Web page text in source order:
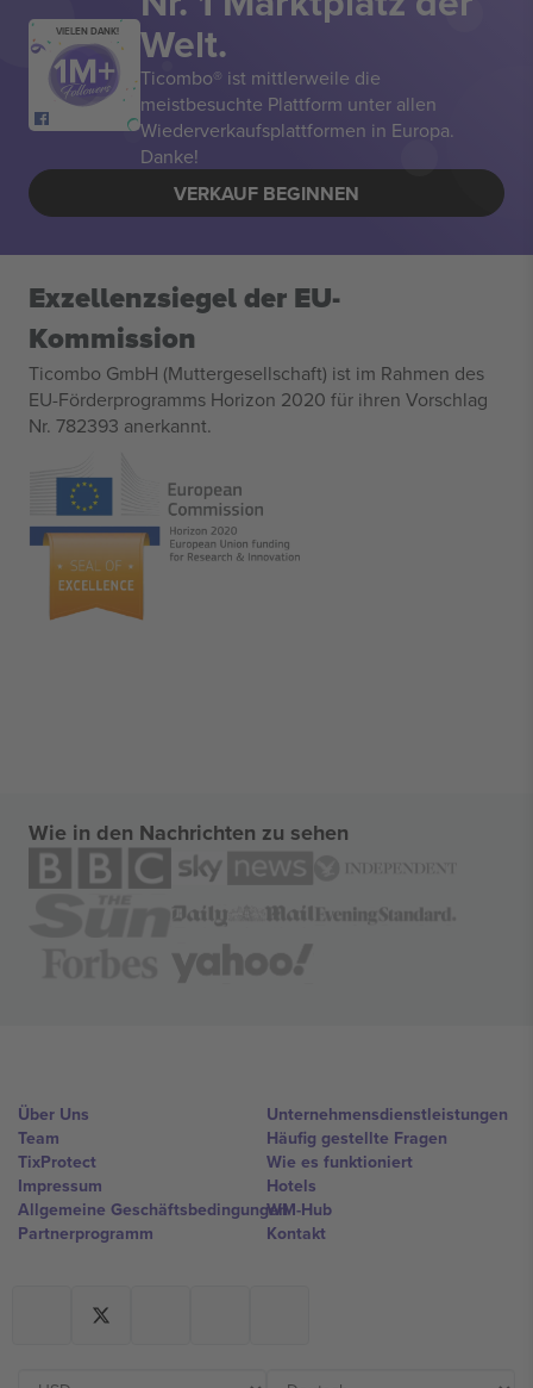
VIELEN DANK! Welt.
Ticombo® ist mittlerweile die
meistbesuchte Plattform unter allen
Wiederverkaufsplattformen in Europa.
Danke!
VERKAUF BEGINNEN
Exzellenzsiegel der EU-
Kommission
Ticombo GmbH (Muttergesellschaft) ist im Rahmen des
EU-Förderprogramms Horizon 2020 für ihren Vorschlag
Nr. 782393 anerkannt.
Wie in den Nachrichten zu sehen
Über Uns
Team
TixProtect
Impressum
Allgemeine Geschäftsbedingungen
Partnerprogramm
Unternehmensdienstleistungen
Häufig gestellte Fragen
Wie es funktioniert
Hotels
WM-Hub
Kontakt